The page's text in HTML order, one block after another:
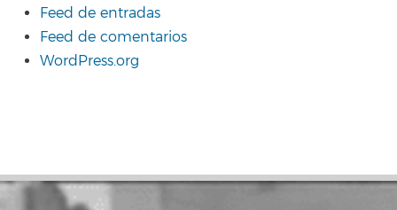
Feed de entradas
Feed de comentarios
WordPress.org